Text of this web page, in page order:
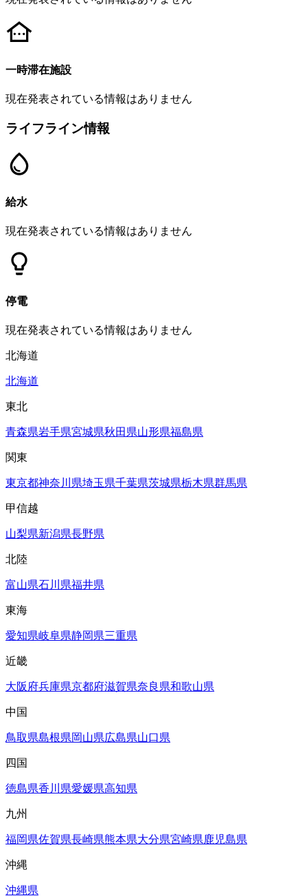
一時滞在施設
現在発表されている情報はありません
ライフライン情報
給水
現在発表されている情報はありません
停電
現在発表されている情報はありません
北海道
北海道
東北
青森県岩手県宮城県秋田県山形県福島県
関東
東京都神奈川県埼玉県千葉県茨城県栃木県群馬県
甲信越
山梨県新潟県長野県
北陸
富山県石川県福井県
東海
愛知県岐阜県静岡県三重県
近畿
大阪府兵庫県京都府滋賀県奈良県和歌山県
中国
鳥取県島根県岡山県広島県山口県
四国
徳島県香川県愛媛県高知県
九州
福岡県佐賀県長崎県熊本県大分県宮崎県鹿児島県
沖縄
沖縄県